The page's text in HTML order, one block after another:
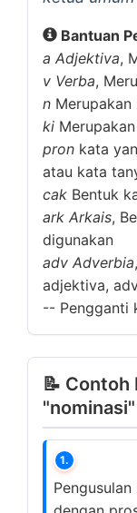
Bantuan
a Adjektiva,
v Verba,
n Merupakan
ki
pron kata
atau kata
cak Bentuk
ark Arkais,
digunakan
adv Adverbia
adjektiva,
-- Pengganti
📝 Contoh
1.